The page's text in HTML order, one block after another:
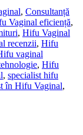
, Consultanță
Vaginal eficiență,
, Hifu Vaginal
recenzii, Hifu
vaginal
, Hifu
, specialist hifu
în Hifu Vaginal,